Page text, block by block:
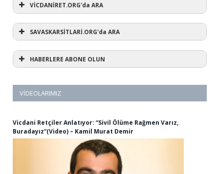
VİCDANİRET.ORG'da ARA
SAVASKARSİTLARİ.ORG'da ARA
HABERLERE ABONE OLUN
VIDEOLARIMIZ
Vicdani Retçiler Anlatıyor: “Sivil Ölüme Rağmen Varız,
Buradayız”(Video) – Kamil Murat Demir